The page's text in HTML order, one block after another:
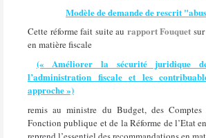
Modèle de demande de rescrit
Cette réforme fait suite au rapport Fouquet
en matière fiscale
(« Améliorer la sécurité juridique
l’administration fiscale et les
approche »)
remis au ministre du Budget, des
Fonction publique et de la Réforme de l’Etat